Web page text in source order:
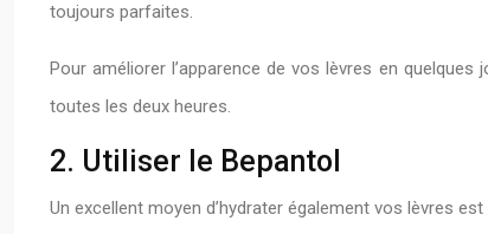
toujours parfaites.
Pour améliorer l’apparence de vos lèvres en
toutes les deux heures.
2. Utiliser le Bepantol
Un excellent moyen d’hydrater également vos lèvres